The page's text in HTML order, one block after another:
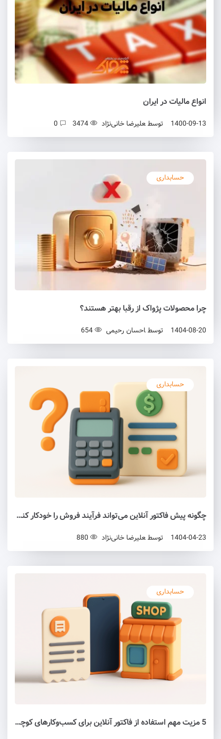
انواع مالیات در ایران
1400-09-13 توسط علیرضا خانی‌نژاد
حسابداری
چرا محصولات پژواک از رقبا بهتر هستند؟
1404-08-20 توسط احسان رحیمی
حسابداری
چگونه پیش فاکتور آنلاین می‌تواند فرآیند فروش را خودکار کند؟
1404-04-23 توسط علیرضا خانی‌نژاد
حسابداری
5 مزیت مهم استفاده از فاکتور آنلاین برای کسب‌وکارهای کوچک و بزرگ